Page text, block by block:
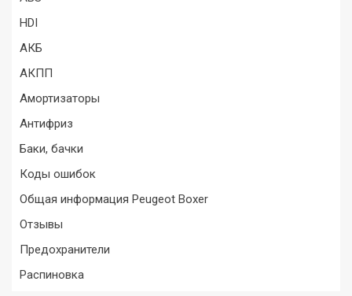
HDI
АКБ
АКПП
Амортизаторы
Антифриз
Баки, бачки
Коды ошибок
Общая информация Peugeot Boxer
Отзывы
Предохранители
Распиновка